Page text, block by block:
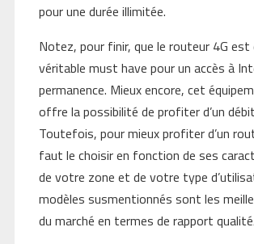
pour une durée illimitée.
Notez, pour finir, que le routeur 4G est
véritable must have pour un accès à
permanence. Mieux encore, cet
offre la possibilité de profiter d’un
Toutefois, pour mieux profiter d’un
faut le choisir en fonction de ses
de votre zone et de votre type
modèles susmentionnés sont les
du marché en termes de rapport